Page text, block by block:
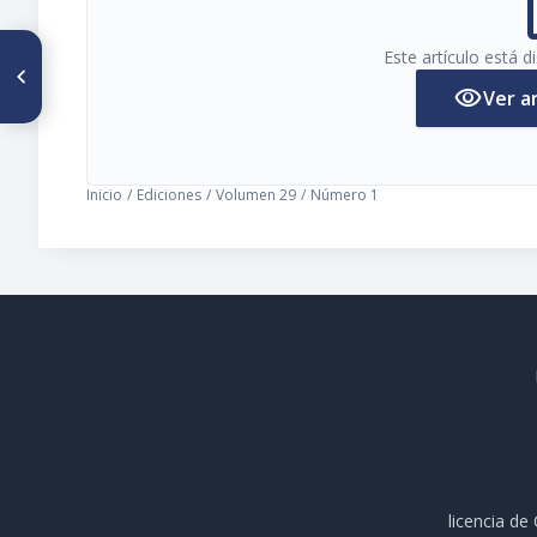
Este artículo está
visibilityVer
Inicio / Ediciones / Volumen 29 / Número 1
licencia de